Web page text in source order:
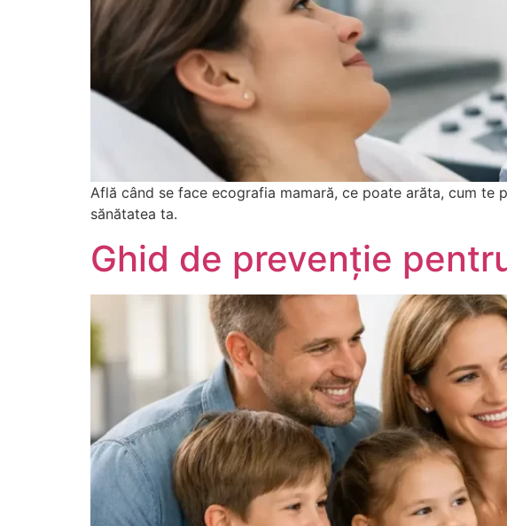
Află când se face ecografia mamară, ce poate arăta, cum
sănătatea ta.
Ghid de prevenție